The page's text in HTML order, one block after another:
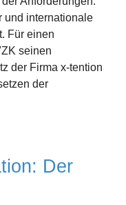
und internationale
Für einen
seinen
der Firma x-tention
der
Der